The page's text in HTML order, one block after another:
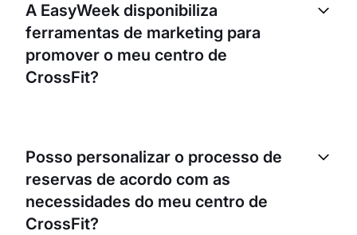
administrar vários horários, permitindo reservas ao
mesmo tempo. Isto é especialmente útil para
centros de CrossFit, onde aulas de grupo e treinos
individuais decorrem frequentemente em paralelo.
A EasyWeek disponibiliza
ferramentas de marketing para
promover o meu centro de
CrossFit?
centro de CrossFit. Incluem otimização SEO,
integração com redes sociais e funcionalidades de
email marketing. Pode chegar facilmente ao seu
público-alvo e manter o interesse na sua marca.
Posso personalizar o processo de
reservas de acordo com as
necessidades do meu centro de
CrossFit?